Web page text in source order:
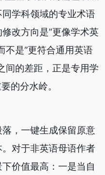
学科领域的专业术语
改方向是”更像学术英
不是”更符合通用英语
间的差距，正是专用学
的分水岭。
，一键生成保留原意
对于非英语母语作者
价值最高：一是当自